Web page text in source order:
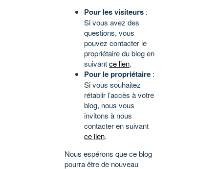
Pour les visiteurs :
Si vous avez des
questions, vous
pouvez contacter le
propriétaire du blog en
suivantce lien.
Pour le propriétaire :
Si vous souhaitez
rétablir l’accès à votre
blog, nous vous
invitons à nous
contacter en suivant
ce lien.
Nous espérons que ce blog
pourra être de nouveau